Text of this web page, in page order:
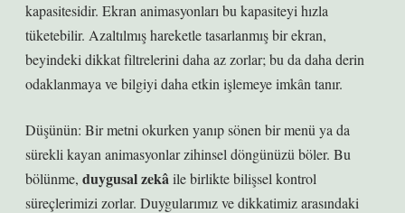
kapasitesidir. Ekran animasyonları bu kapasiteyi hızla
tüketebilir. Azaltılmış hareketle tasarlanmış bir ekran,
beyindeki dikkat filtrelerini daha az zorlar; bu da daha derin
odaklanmaya ve bilgiyi daha etkin işlemeye imkân tanır.
Düşünün: Bir metni okurken yanıp sönen bir menü ya da
sürekli kayan animasyonlar zihinsel döngünüzü böler. Bu
bölünme, duygusal zekâile birlikte bilişsel kontrol
süreçlerimizi zorlar. Duygularımız ve dikkatimiz arasındaki